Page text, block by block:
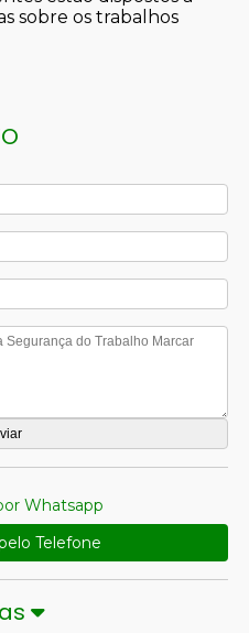
sobre os trabalhos
Whatsapp
Telefone